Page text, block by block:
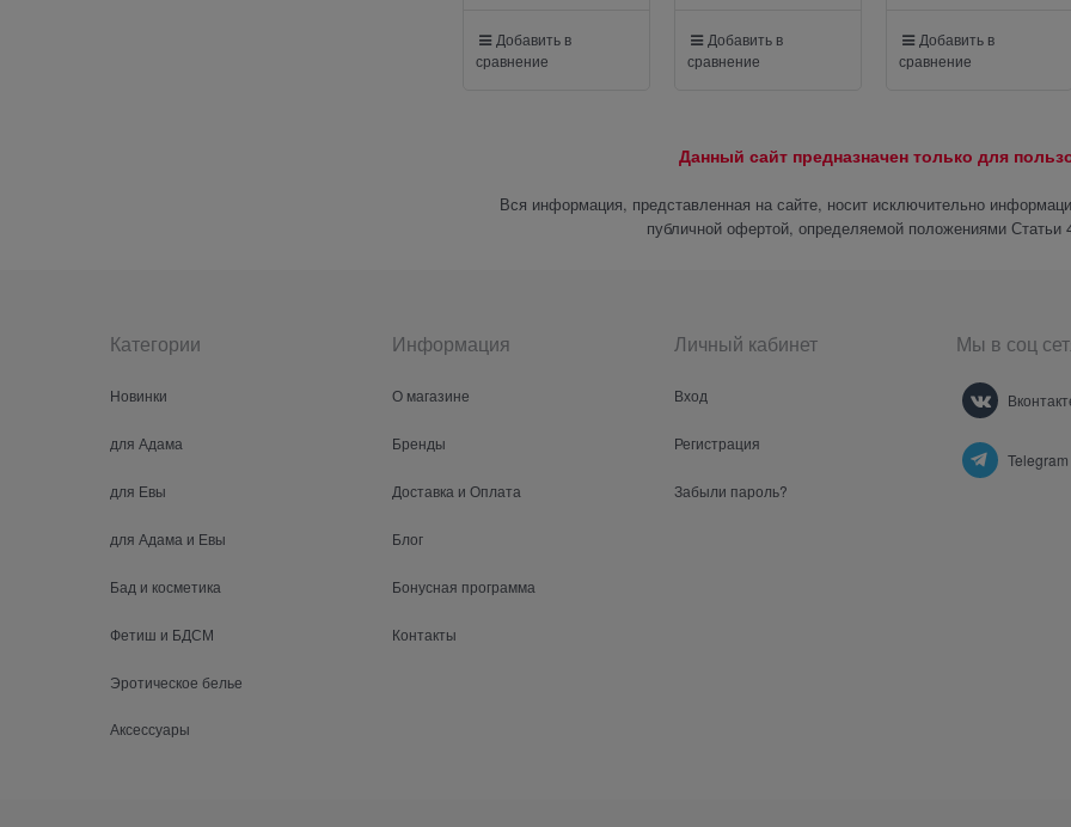
Добавить в
сравнение
Добавить в
сравнение
Добавить в
сравнение
Данный сайт предназначен только для
Вся информация, представленная на сайте, носит исключительно
публичной офертой, определяемой положениями Статьи
Категории
Новинки
для Адама
для Евы
для Адама и Евы
Бад и косметика
Фетиш и БДСМ
Эротическое белье
Аксессуары
Информация
О магазине
Бренды
Доставка и Оплата
Блог
Бонусная программа
Контакты
Личный кабинет
Вход
Регистрация
Забыли пароль?
Мы в соц
Telegram